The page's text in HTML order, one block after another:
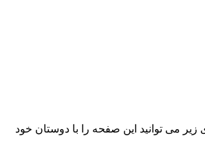
زیر می توانید این صفحه را با دوستان خود